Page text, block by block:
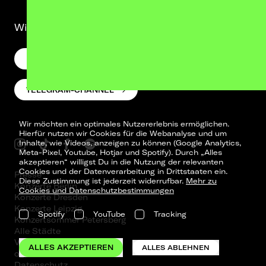
Wir möchten ein optimales Nutzererlebnis ermöglichen.
Hierfür nutzen wir Cookies für die Webanalyse und um
Inhalte, wie Videos, anzeigen zu können (Google Analytics,
Meta-Pixel, Youtube, Hotjar und Spotify). Durch „Alles
akzeptieren“ willigst Du in die Nutzung der relevanten
Cookies und der Datenverarbeitung in Drittstaaten ein.
Diese Zustimmung ist jederzeit widerrufbar. Mehr zu
Cookies und Datenschutzbestimmungen
Spotify YouTube Tracking
ALLES AKZEPTIEREN ALLES ABLEHNEN
Wir lassen was hören. Versprochen.
TELEGRAM-CHANNEL
Presse
Konzerte Berlin
Konzerte Dresden
Konzerte Leipzig
Konzertsommer Petersberg
Alle Städte
Vergangene Shows
o_team